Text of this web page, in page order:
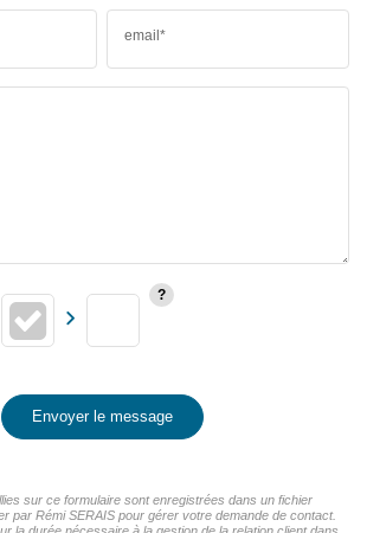
email*
Envoyer le message
sur ce formulaire sont enregistrées dans un fichier
par Rémi SERAIS pour gérer votre demande de contact.
la durée nécessaire à la gestion de la relation client dans